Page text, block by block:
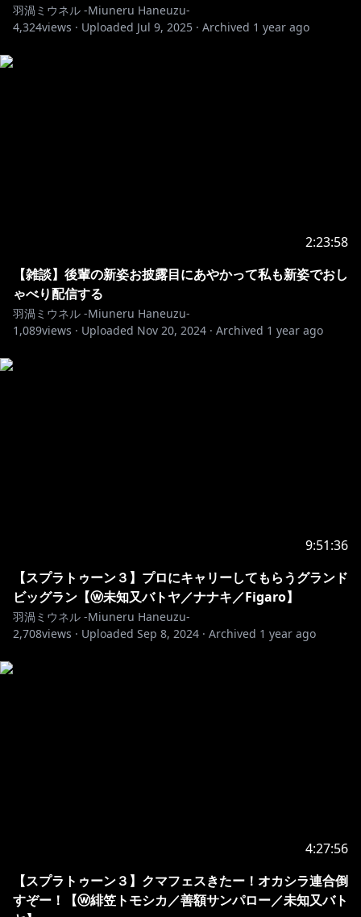
羽渦ミウネル -Miuneru Haneuzu-
4,324views · Uploaded Jul 9, 2025 · Archived 1 year ago
2:23:58
【雑談】後輩の新姿お披露目にあやかって私も新姿でおし
ゃべり配信する
羽渦ミウネル -Miuneru Haneuzu-
1,089views · Uploaded Nov 20, 2024 · Archived 1 year ago
9:51:36
【スプラトゥーン３】プロにキャリーしてもらうグランド
ビッグラン【ⓦ未知又バトヤ／ナナキ／Figaro】
羽渦ミウネル -Miuneru Haneuzu-
2,708views · Uploaded Sep 8, 2024 · Archived 1 year ago
4:27:56
【スプラトゥーン３】クマフェスきたー！オカシラ連合倒
すぞー！【ⓦ緋笠トモシカ／善額サンパロー／未知又バト